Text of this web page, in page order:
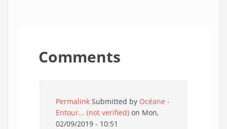
Comments
Permalink Submitted by Océane -
Entour... (not verified) on Mon,
02/09/2019 - 10:51